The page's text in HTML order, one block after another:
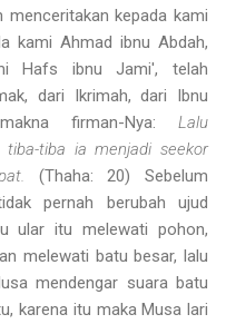
kepada kami
kami Ahmad ibnu Abdah,
Hafs ibnu Jami', telah
dari Ikrimah, dari Ibnu
firman-Nya: Lalu
tiba ia menjadi seekor
(Thaha: 20) Sebelum
pernah berubah ujud
ular itu melewati pohon,
melewati batu besar, lalu
mendengar suara batu
karena itu maka Musa lari